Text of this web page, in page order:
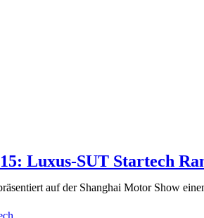
Luxus-SUT Startech
auf der Shanghai Motor Show